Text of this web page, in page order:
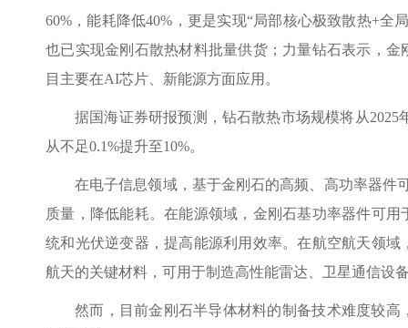
60%，能耗降低40%，更是实现“局部核心极致散热+
也已实现金刚石散热材料批量供货；力量钻石表示，
目主要在AI芯片、新能源方面应用。
据国海证券研报预测，钻石散热市场规模将从2025
从不足0.1%提升至10%。
在电子信息领域，基于金刚石的高频、高功率器件
质量，降低能耗。在能源领域，金刚石基功率器件可
统和光伏逆变器，提高能源利用效率。在航空航天领
航天的关键材料，可用于制造高性能雷达、卫星通信设
然而，目前金刚石半导体材料的制备技术难度较